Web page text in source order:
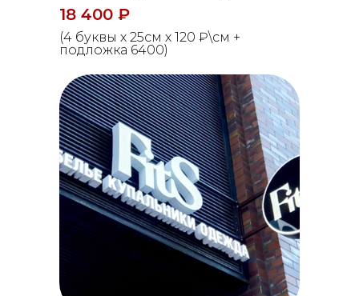
18 400 ₽
(4 буквы х 25см х 120 ₽\см +
подложка 6400)